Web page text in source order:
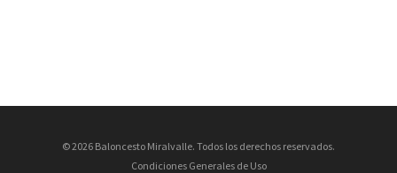
© 2026 Baloncesto Miralvalle. Todos los derechos reservados.
Condiciones Generales de Uso